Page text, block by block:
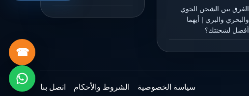
الفرق بين الشحن الجوي
والبحري والبري | أيهما
أفضل لشحنتك؟
سياسة الخصوصية الشروط والأحكام اتصل بنا
☎